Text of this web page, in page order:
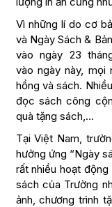
Vì những lí do cơ
và Ngày Sách &
vào ngày 23
vào ngày này, mọi
hồng và sách.
đọc sách công
quà tặng sách,…
Tại Việt Nam,
hưởng ứng “Ngày
rất nhiều hoạt
sách của Trường
ảnh, chương trình